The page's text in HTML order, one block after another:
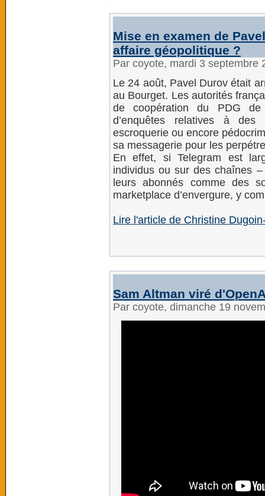
Mise en examen de
affaire géopolitique ?
Par coyote, mardi 3 septembre
Le 24 août, Pavel Durov était
au Bourget. Les autorités
de coopération du PDG de
d’enquêtes relatives à
escroquerie ou encore
sa messagerie pour les
En effet, si Telegram est
individus ou sur des chaînes
leurs abonnés comme des
marketplace d’envergure, y
Lire l'article de Christine
Sam Altman viré
Par coyote, dimanche 19